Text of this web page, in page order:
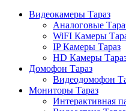
Видеокамеры Тараз
Аналоговые
WiFI Камеры
IP Камеры Тараз
HD Камеры
Домофон Тараз
Видеодомофон
Мониторы Тараз
Интерактивная